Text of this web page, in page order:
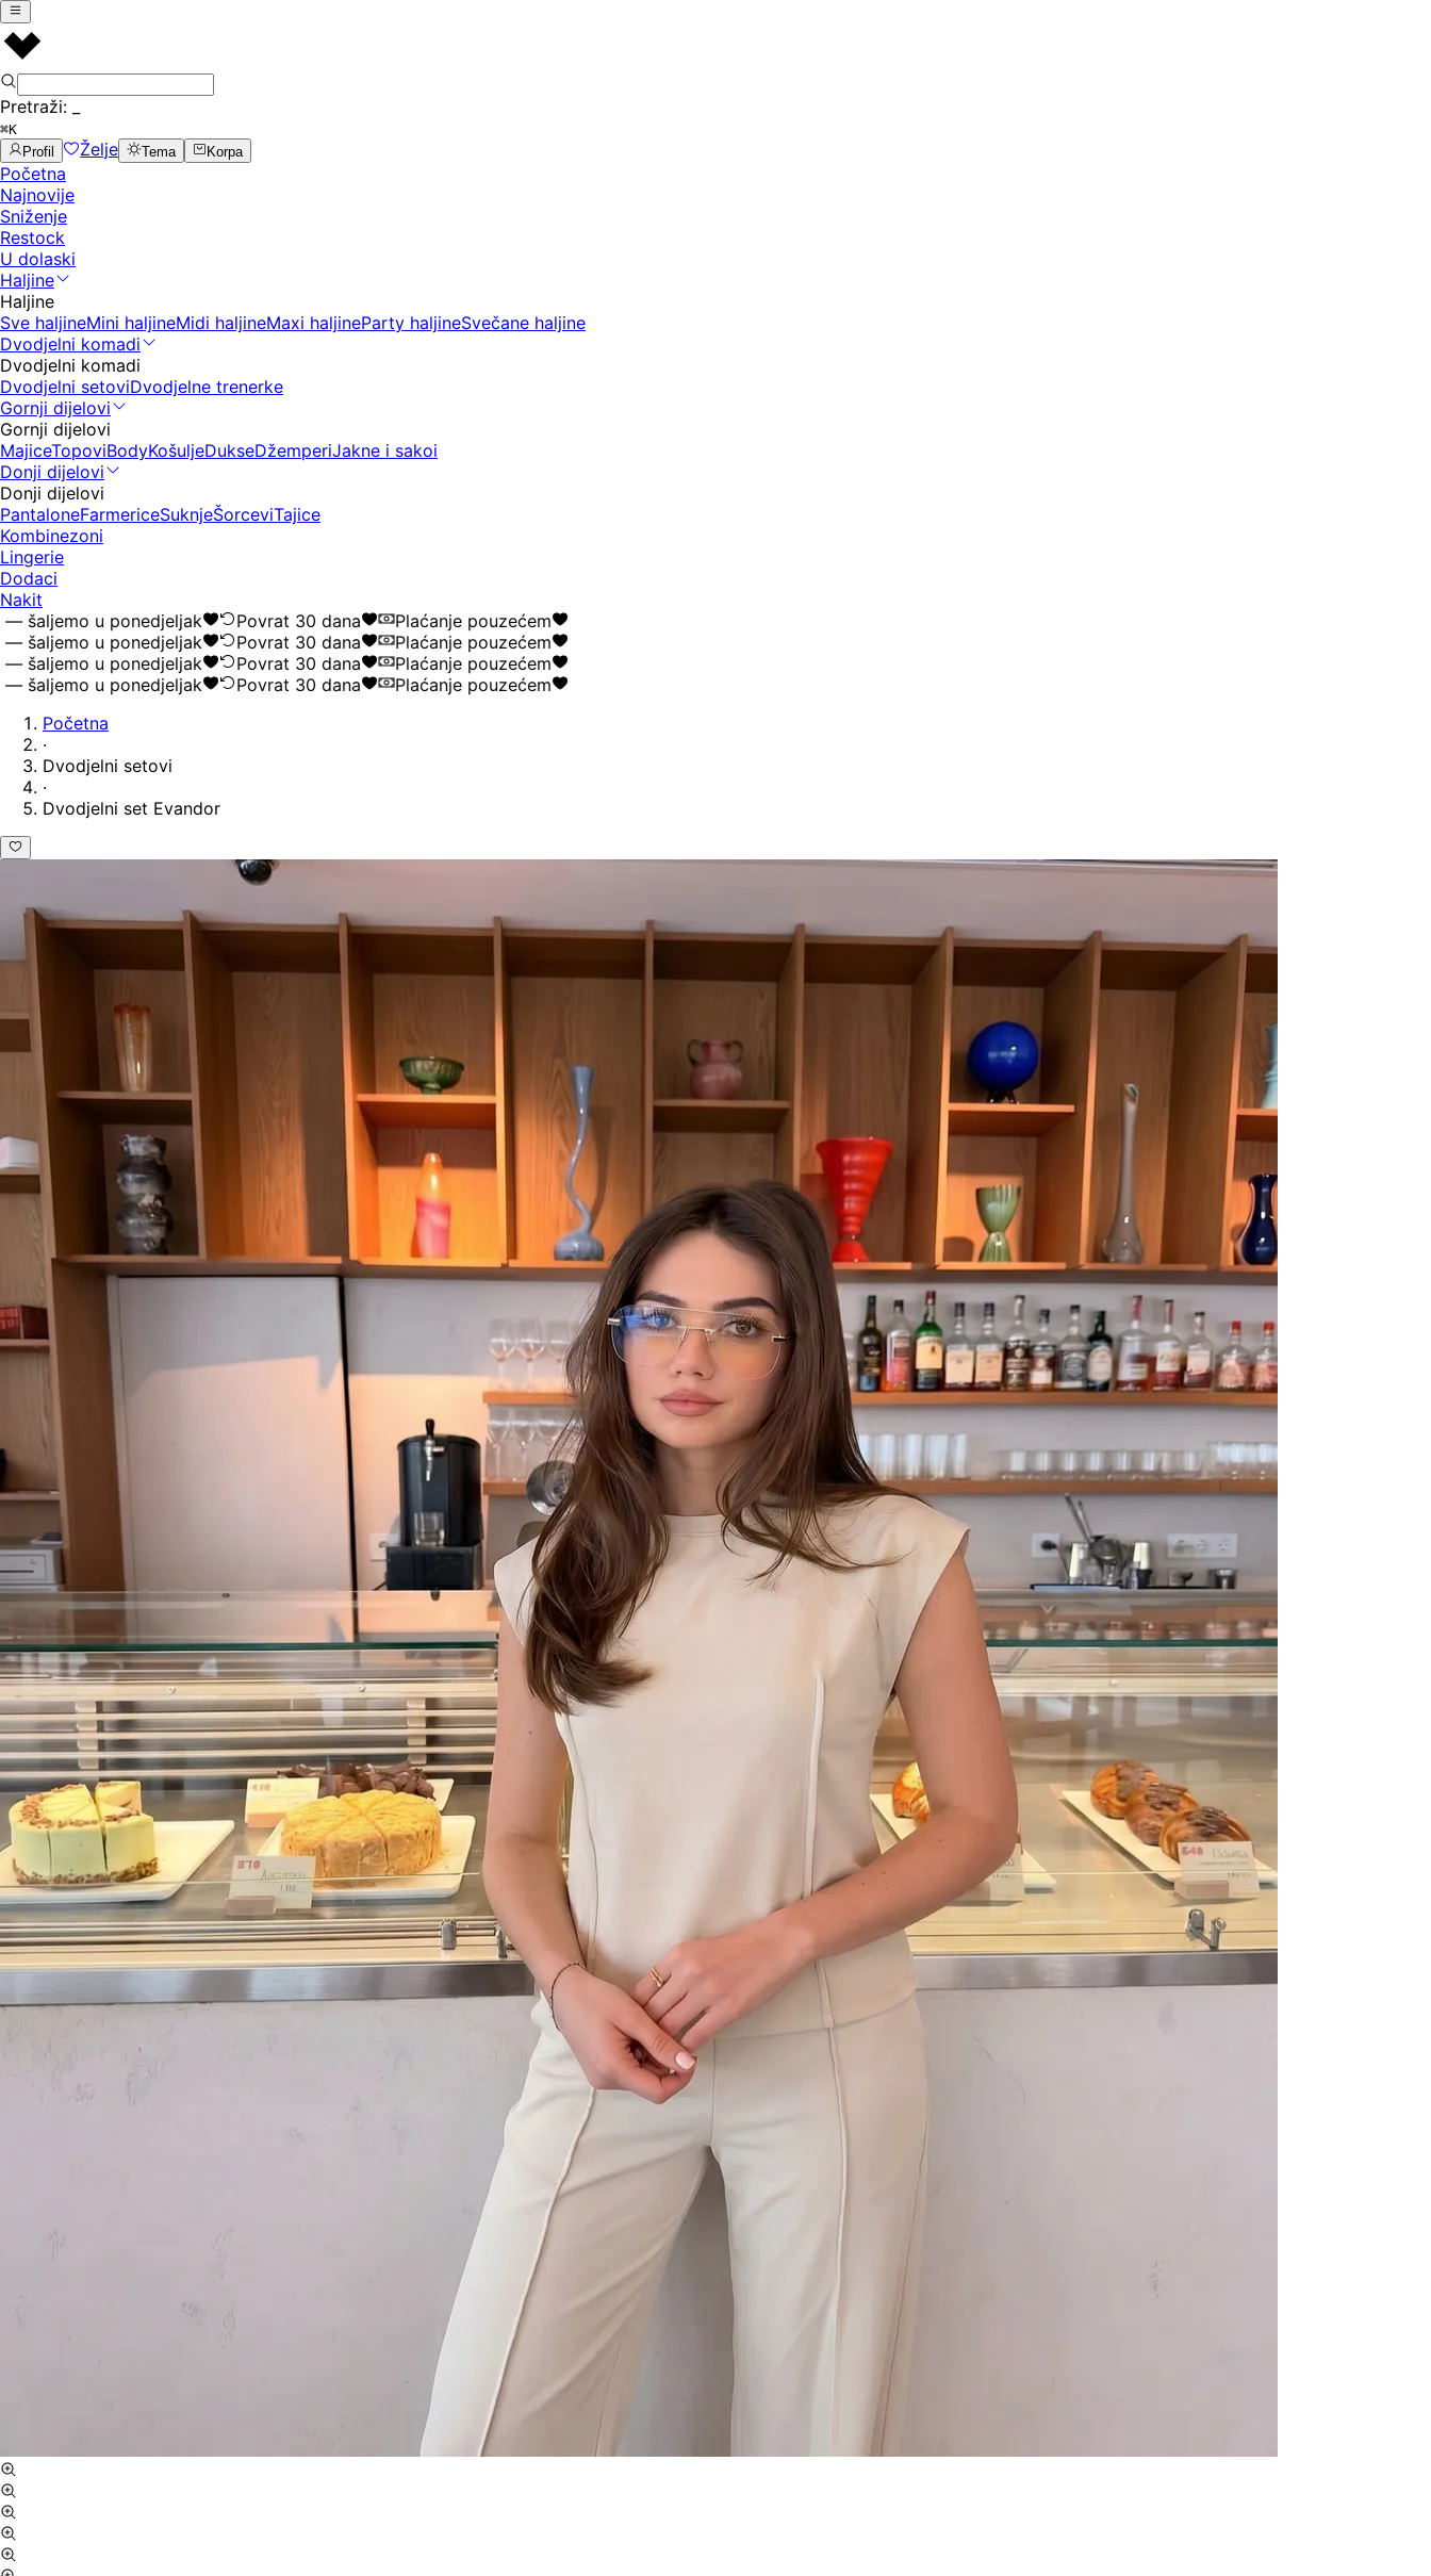
Pretraži:
⌘K
Profil
Želje Tema Korpa
Početna
Najnovije
Sniženje
Restock
U dolaski
Haljine
Haljine
Sve haljineMini haljineMidi haljineMaxi haljineParty haljineSvečane haljine
Dvodjelni komadi
Dvodjelni komadi
Dvodjelni setoviDvodjelne trenerke
Gornji dijelovi
Gornji dijelovi
MajiceTopoviBodyKošuljeDukseDžemperiJakne i sakoi
Donji dijelovi
Donji dijelovi
PantaloneFarmericeSuknjeŠorceviTajice
Kombinezoni
Lingerie
Dodaci
Nakit
u ponedjeljak
Povrat 30 dana
Plaćanje pouzećem
u ponedjeljak
Povrat 30 dana
Plaćanje pouzećem
u ponedjeljak
Povrat 30 dana
Plaćanje pouzećem
u ponedjeljak
Povrat 30 dana
Plaćanje pouzećem
Početna
·
Dvodjelni setovi
·
Dvodjelni set Evandor